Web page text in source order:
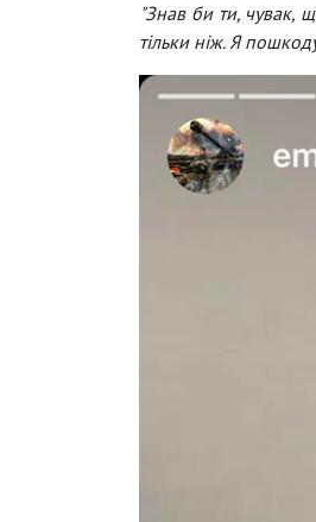
"Знав би ти, чувак,
тільки ніж. Я